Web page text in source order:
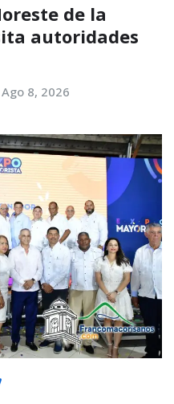
de la
autoridades
Ago 8, 2026